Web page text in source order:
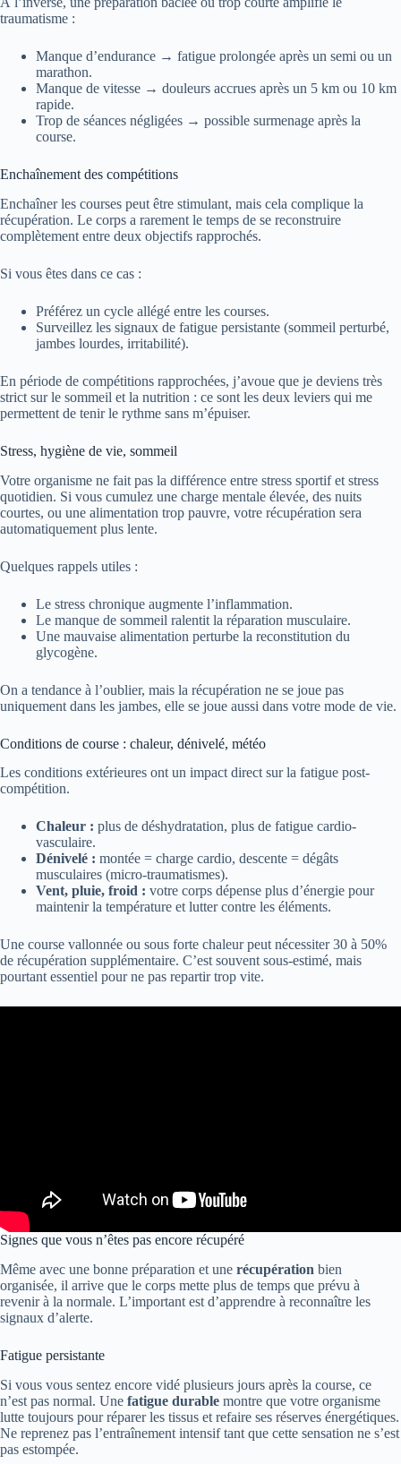
traumatisme :
Manque d’endurance → fatigue prolongée après un semi ou un
marathon.
Manque de vitesse → douleurs accrues après un 5 km ou 10 km
rapide.
Trop de séances négligées → possible surmenage après la
course.
Enchaînement des compétitions
Enchaîner les courses peut être stimulant, mais cela complique la
récupération. Le corps a rarement le temps de se reconstruire
complètement entre deux objectifs rapprochés.
Si vous êtes dans ce cas :
Préférez un cycle allégé entre les courses.
Surveillez les signaux de fatigue persistante (sommeil perturbé,
jambes lourdes, irritabilité).
En période de compétitions rapprochées, j’avoue que je deviens très
strict sur le sommeil et la nutrition : ce sont les deux leviers qui me
permettent de tenir le rythme sans m’épuiser.
Stress, hygiène de vie, sommeil
Votre organisme ne fait pas la différence entre stress sportif et stress
quotidien. Si vous cumulez une charge mentale élevée, des nuits
courtes, ou une alimentation trop pauvre, votre récupération sera
automatiquement plus lente.
Quelques rappels utiles :
Le stress chronique augmente l’inflammation.
Le manque de sommeil ralentit la réparation musculaire.
Une mauvaise alimentation perturbe la reconstitution du
glycogène.
On a tendance à l’oublier, mais la récupération ne se joue pas
uniquement dans les jambes, elle se joue aussi dans votre mode de vie.
Conditions de course : chaleur, dénivelé, météo
Les conditions extérieures ont un impact direct sur la fatigue post-
compétition.
Chaleur : plus de déshydratation, plus de fatigue cardio-
vasculaire.
Dénivelé : montée = charge cardio, descente = dégâts
musculaires (micro-traumatismes).
Vent, pluie, froid : votre corps dépense plus d’énergie pour
maintenir la température et lutter contre les éléments.
Une course vallonnée ou sous forte chaleur peut nécessiter 30 à 50%
de récupération supplémentaire. C’est souvent sous-estimé, mais
pourtant essentiel pour ne pas repartir trop vite.
Signes que vous n’êtes pas encore récupéré
Même avec une bonne préparation et une récupération bien
organisée, il arrive que le corps mette plus de temps que prévu à
revenir à la normale. L’important est d’apprendre à reconnaître les
signaux d’alerte.
Fatigue persistante
Si vous vous sentez encore vidé plusieurs jours après la course, ce
n’est pas normal. Une fatigue durable montre que votre organisme
lutte toujours pour réparer les tissus et refaire ses réserves énergétiques.
Ne reprenez pas l’entraînement intensif tant que cette sensation ne s’est
pas estompée.